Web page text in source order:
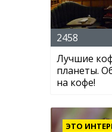
2458
Лучшие
планеты.
на кофе!
ЭТО